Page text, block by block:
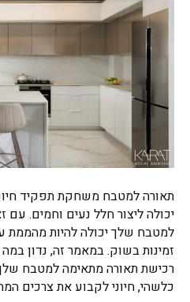
תאורה למטבח משחקת תפקיד
יכולה ליצור חלל נעים וחמים. עם
למטבח שלך יכולה להיות מהממת
זמינות בשוק. במאמר זה, נדון
רכישת תאורה מתאימה למטבח
כלשהי, חיוני לקבוע את צרכים